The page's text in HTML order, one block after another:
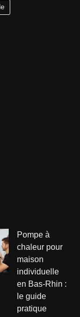
Pompe à
chaleur pour
maison
individuelle
en Bas-Rhin :
le guide
pratique